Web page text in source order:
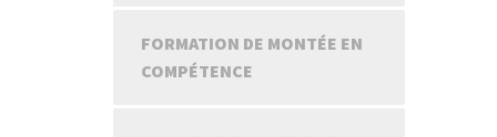
FORMATION DE MONTÉE EN
COMPÉTENCE